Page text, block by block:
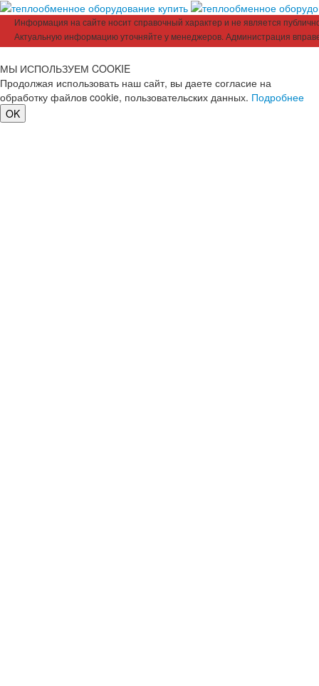
Информация на сайте носит справочный характер и не является
Актуальную информацию уточняйте у менеджеров. Администрация
МЫ ИСПОЛЬЗУЕМ COOKIE
Продолжая использовать наш сайт, вы даете согласие на
обработку файлов cookie, пользовательских данных. Подробнее
OK